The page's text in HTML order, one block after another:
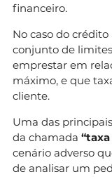
financeiro.
No caso do
conjunto de
emprestar em
máximo, e que
cliente.
Uma das
da chamada
cenário adverso
de analisar um